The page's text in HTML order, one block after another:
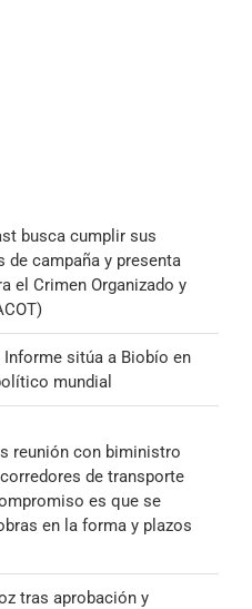
busca cumplir sus
de campaña y presenta
el Crimen Organizado y
Informe sitúa a Biobío en
mundial
reunión con biministro
de transporte
es que se
en la forma y plazos
tras aprobación y